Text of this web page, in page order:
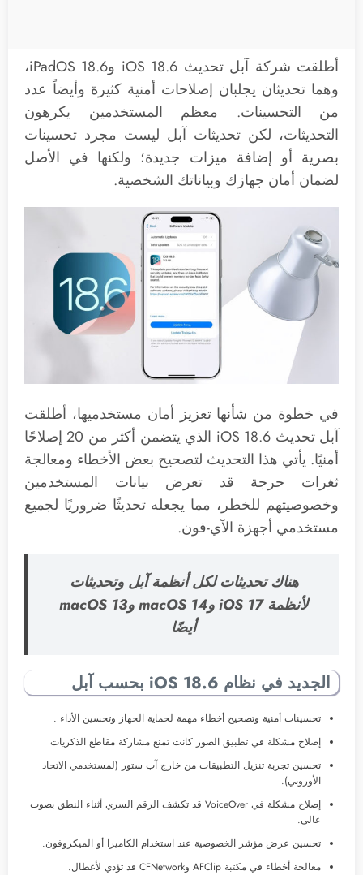
أطلقت شركة آبل تحديث iOS 18.6 وiPadOS 18.6،
وهما تحديثان يجلبان إصلاحات أمنية كثيرة وأيضاً عدد
من التحسينات. معظم المستخدمين يكرهون
التحديثات، لكن تحديثات آبل ليست مجرد تحسينات
بصرية أو إضافة ميزات جديدة؛ ولكنها في الأصل
لضمان أمان جهازك وبياناتك الشخصية.
في خطوة من شأنها تعزيز أمان مستخدميها، أطلقت
آبل تحديث iOS 18.6 الذي يتضمن أكثر من 20 إصلاحًا
أمنيًا. يأتي هذا التحديث لتصحيح بعض الأخطاء ومعالجة
ثغرات حرجة قد تعرض بيانات المستخدمين
وخصوصيتهم للخطر، مما يجعله تحديثًا ضروريًا لجميع
مستخدمي أجهزة الآي-فون.
هناك تحديثات لكل أنظمة آبل وتحديثات
لأنظمة iOS 17 وmacOS 14 وmacOS 13
أيضًا
الجديد في نظام iOS 18.6 بحسب آبل
تحسينات أمنية وتصحيح أخطاء مهمة لحماية الجهاز وتحسين الأداء .
إصلاح مشكلة في تطبيق الصور كانت تمنع مشاركة مقاطع الذكريات
تحسين تجربة تنزيل التطبيقات من خارج آب ستور (لمستخدمي الاتحاد
الأوروبي).
إصلاح مشكلة في VoiceOver قد تكشف الرقم السري أثناء النطق بصوت
عالي.
تحسين عرض مؤشر الخصوصية عند استخدام الكاميرا أو الميكروفون.
معالجة أخطاء في مكتبة AFClip وCFNetwork قد تؤدي لأعطال.